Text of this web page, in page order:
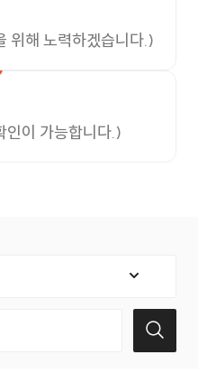
위해 노력하겠습니다.)
인이 가능합니다.)